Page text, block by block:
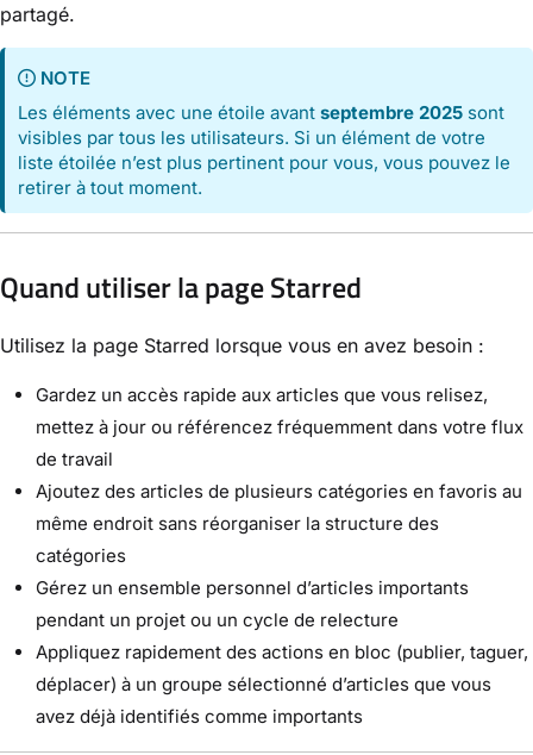
partagé.
NOTE
Les éléments avec une étoile avantseptembre 2025 sont
visibles par tous les utilisateurs. Si un élément de votre
liste étoilée n’est plus pertinent pour vous, vous pouvez le
retirer à tout moment.
Quand utiliser la page Starred
Utilisez la page Starred lorsque vous en avez besoin :
Gardez un accès rapide aux articles que vous relisez,
mettez à jour ou référencez fréquemment dans votre flux
de travail
Ajoutez des articles de plusieurs catégories en favoris au
même endroit sans réorganiser la structure des
catégories
Gérez un ensemble personnel d’articles importants
pendant un projet ou un cycle de relecture
Appliquez rapidement des actions en bloc (publier, taguer,
déplacer) à un groupe sélectionné d’articles que vous
avez déjà identifiés comme importants